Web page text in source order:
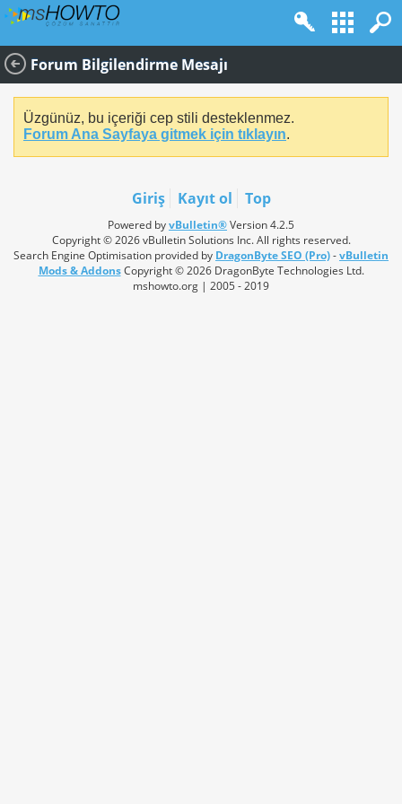
Forum Bilgilendirme Mesajı
Üzgünüz, bu içeriği cep stili desteklenmez.
Forum Ana Sayfaya gitmek için tıklayın.
Giriş Kayıt ol Top
Powered byvBulletin®Version 4.2.5
Copyright © 2026 vBulletin Solutions Inc. All rights reserved.
Search Engine Optimisation provided by DragonByte SEO (Pro)-vBulletin
Mods & AddonsCopyright © 2026 DragonByte Technologies Ltd.
mshowto.org | 2005 - 2019